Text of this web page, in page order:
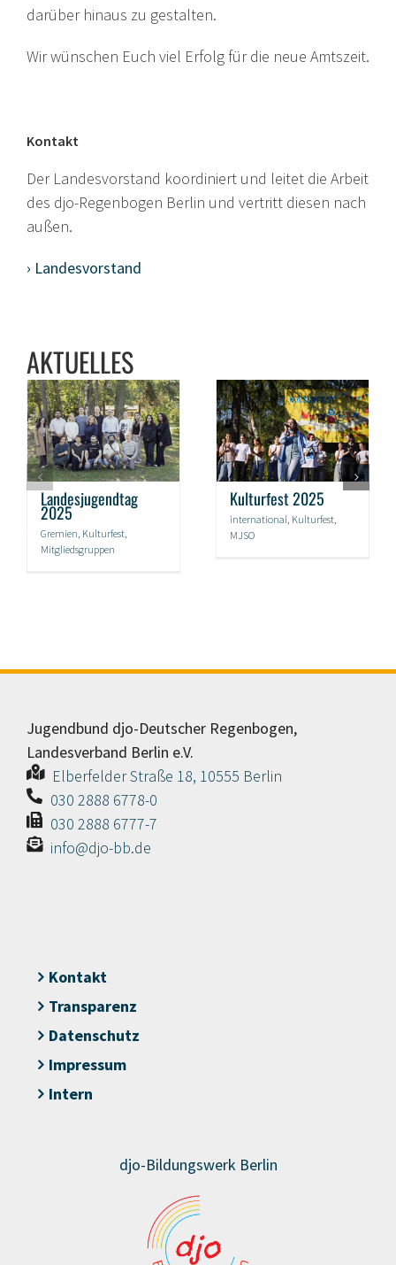
darüber hinaus zu gestalten.
Wir wünschen Euch viel Erfolg für die neue Amtszeit.
Kontakt
Der Landesvorstand koordiniert und leitet die Arbeit
des djo-Regenbogen Berlin und vertritt diesen nach
außen.
› Landesvorstand
AKTUELLES
Landesjugendtag
2025
Gremien Kulturfest
Mitgliedsgruppen
Kulturfest 2025
international Kulturfest
MJSO
Jugendbund djo-Deutscher Regenbogen,
Landesverband Berlin e.V.
Elberfelder Straße 18, 10555 Berlin
030 2888 6778-0
030 2888 6777-7
info@djo-bb.de
Kontakt
Transparenz
Datenschutz
Impressum
Intern
djo-Bildungswerk Berlin